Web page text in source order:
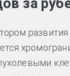
за